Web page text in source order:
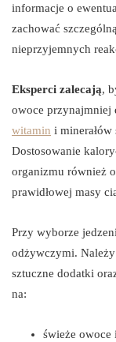
informacje o
zachować
nieprzyjemnych
Eksperci zalecają,
owoce przynajmniej
witamin i
Dostosowanie
organizmu również
prawidłowej masy
Przy wyborze
odżywczymi.
sztuczne dodatki
na:
świeże owoce